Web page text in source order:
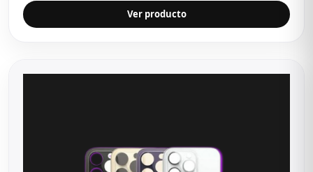
Ver producto